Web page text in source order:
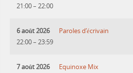
21:00– 22:00
6 août 2026
22:00– 23:59
Paroles d’écrivain
7 août 2026
Equinoxe Mix